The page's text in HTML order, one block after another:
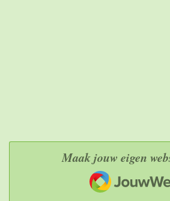
Maak jouw eigen
JouwWeb